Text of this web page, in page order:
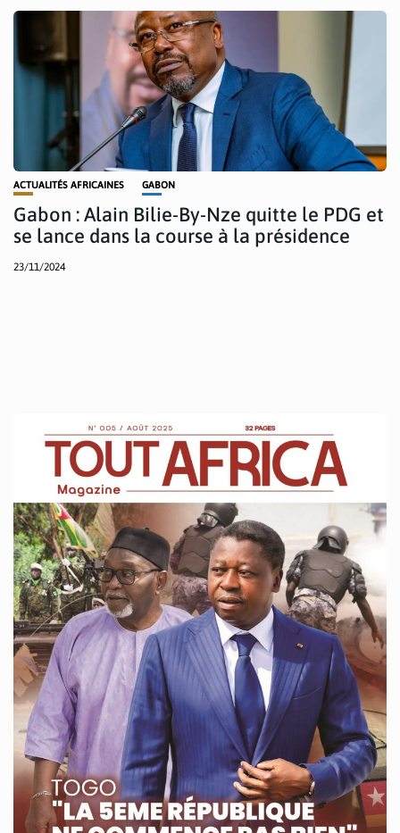
ACTUALITÉS AFRICAINES GABON
Gabon : Alain Bilie-By-Nze quitte le PDG et
se lance dans la course à la présidence
23/11/2024